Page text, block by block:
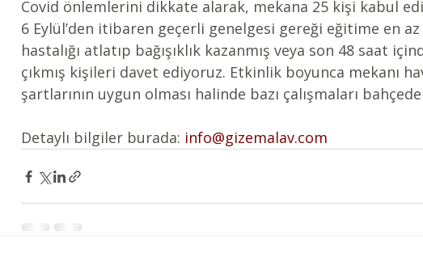
Covid önlemlerini dikkate alarak, mekana 25 kişi kabul
6 Eylül’den itibaren geçerli genelgesi gereği eğitime en az
hastalığı atlatıp bağışıklık kazanmış veya son 48 saat
çıkmış kişileri davet ediyoruz. Etkinlik boyunca mekanı
şartlarının uygun olması halinde bazı çalışmaları bahçede
Detaylı bilgiler burada: info@gizemalav.com